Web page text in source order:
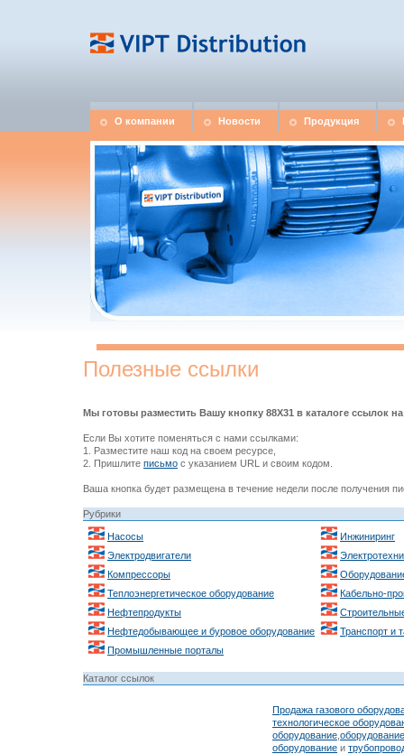
О компании Новости Продукция
Полезные ссылки
Мы готовы разместить Вашу кнопку 88Х31 в каталоге ссылок
Если Вы хотите поменяться с нами ссылками:
1. Разместите наш код на своем ресурсе,
2. Пришлите письмо с указанием URL и своим кодом.
Ваша кнопка будет размещена в течение недели после получения
Рубрики
Насосы
Электродвигатели
Компрессоры
Теплоэнергетическое оборудование
Нефтепродукты
Нефтедобывающее и буровое оборудование
Промышленные порталы
Инжиниринг
Кабельно-
Транспорт и
Каталог ссылок
Продажа газового
технологическое
оборудование
оборудование и